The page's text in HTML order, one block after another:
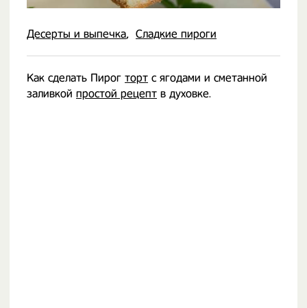
Десерты и выпечка Сладкие пироги
Как сделать Пирог торт с ягодами и сметанной
заливкой простой рецепт в духовке.